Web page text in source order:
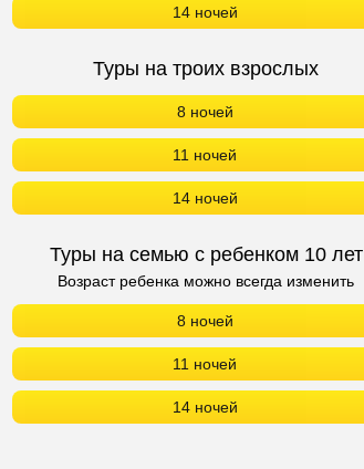
14 ночей
Туры на троих взрослых
8 ночей
11 ночей
14 ночей
Туры на семью с ребенком 10 лет
Возраст ребенка можно всегда изменить
8 ночей
11 ночей
14 ночей